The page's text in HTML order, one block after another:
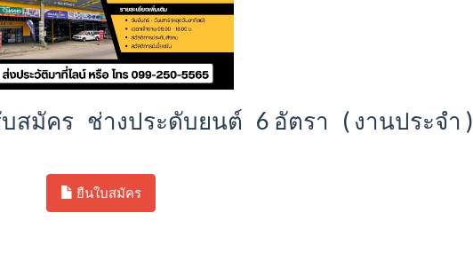
สมัคร ช่างประดับยนต์ 6 อัตรา ( งานประจำ )
ยืนใบสมัคร